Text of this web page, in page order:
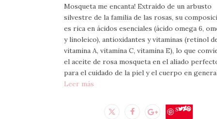
Mosqueta me encanta! Extraído de un arbusto
silvestre de la familia de las rosas, su
es rica en ácidos esenciales (ácido omega 6,
y linoleico), antioxidantes y vitaminas (retinol
vitamina A, vitamina C, vitamina E), lo que
el aceite de rosa mosqueta en el aliado
para el cuidado de la piel y el cuerpo en
Leer más
Save